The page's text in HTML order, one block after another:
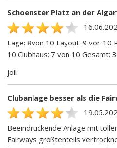
Schoenster Platz an der
Lage: 8von 10 Layout: 9 von 10
10 Clubhaus: 7 von 10 Gesamt:
joil
Clubanlage besser als die
Beeindruckende Anlage mit
Fairways größtenteils